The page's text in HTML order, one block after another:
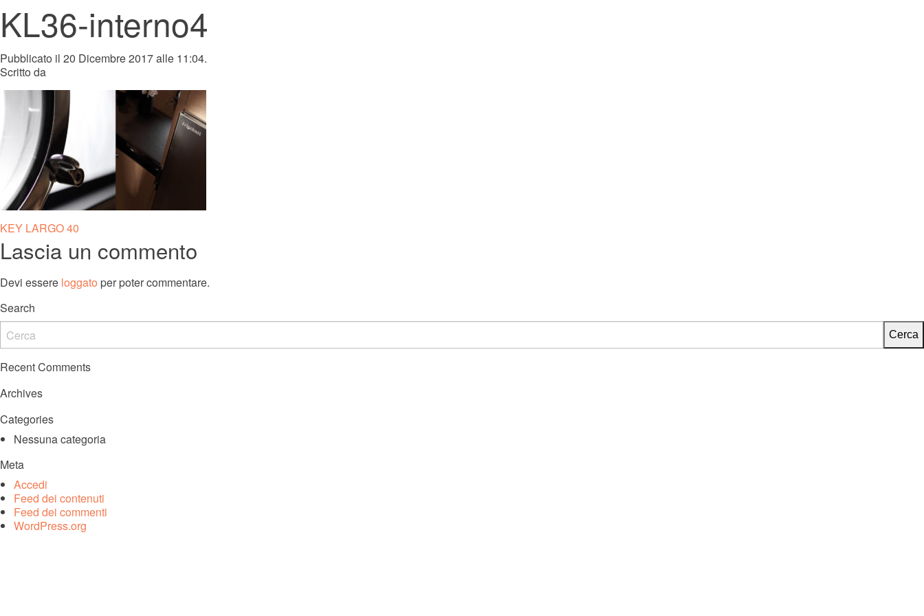
KL36-interno4
Pubblicato il 20 Dicembre 2017 alle 11:04.
Scritto da
Navigazione
articoli
KEY LARGO 40
Lascia un commento
Devi essere loggato per poter commentare.
Search
Recent Comments
Archives
Categories
Nessuna categoria
Meta
Accedi
Feed dei contenuti
Feed dei commenti
WordPress.org